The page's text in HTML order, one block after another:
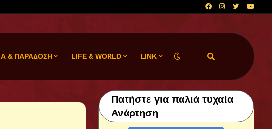
& ΠΑΡΑΔΟΣΗ LIFE & WORLD LINK
Πατήστε για παλιά τυχαία
Ανάρτηση